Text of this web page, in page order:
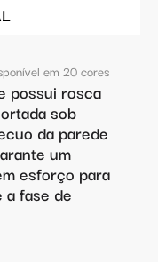
em 20 cores
possui rosca
sob
da parede
um
esforço para
fase de